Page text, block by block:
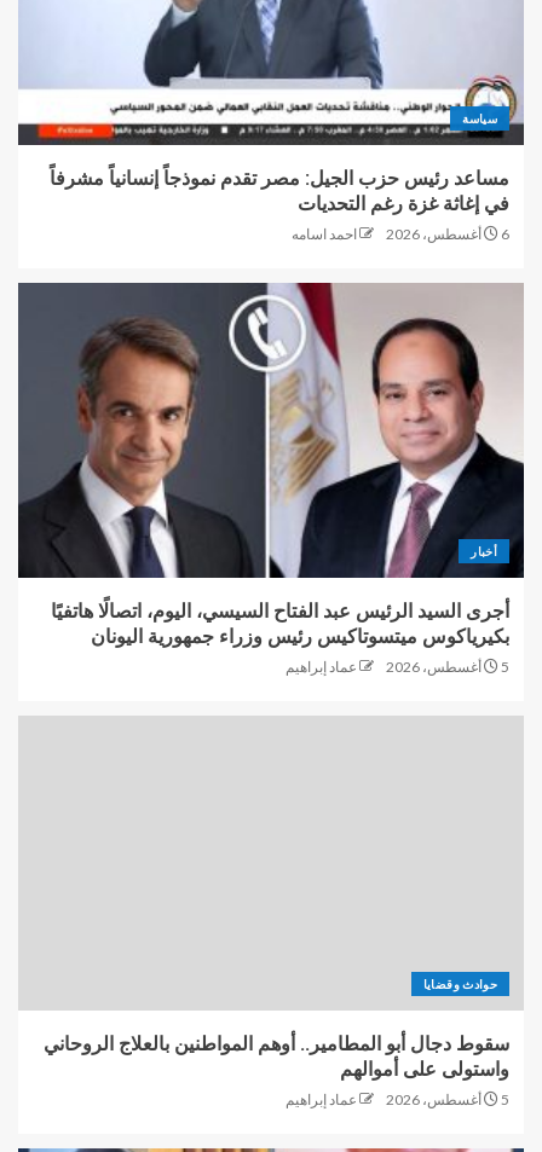
سياسة
مساعد رئيس حزب الجيل: مصر تقدم نموذجاً إنسانياً مشرفاً
في إغاثة غزة رغم التحديات
6 أغسطس، 2026 احمد اسامه
أخبار
أجرى السيد الرئيس عبد الفتاح السيسي، اليوم، اتصالًا هاتفيًا
بكيرياكوس ميتسوتاكيس رئيس وزراء جمهورية اليونان
5 أغسطس، 2026 عماد إبراهيم
حوادث وقضايا
سقوط دجال أبو المطامير.. أوهم المواطنين بالعلاج الروحاني
واستولى على أموالهم
5 أغسطس، 2026 عماد إبراهيم